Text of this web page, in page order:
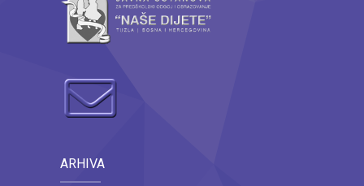
ARHIVA